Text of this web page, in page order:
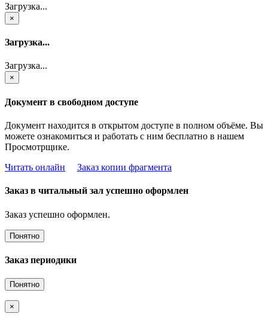
Загрузка...
×
Загрузка...
Загрузка...
×
Документ в свободном доступе
Документ находится в открытом доступе в полном объёме. Вы
можете ознакомиться и работать с ним бесплатно в нашем
Просмотрщике.
Читать онлайн
Заказ копии фрагмента
Заказ в читальный зал успешно оформлен
Заказ успешно оформлен.
Понятно
Заказ периодики
Понятно
×